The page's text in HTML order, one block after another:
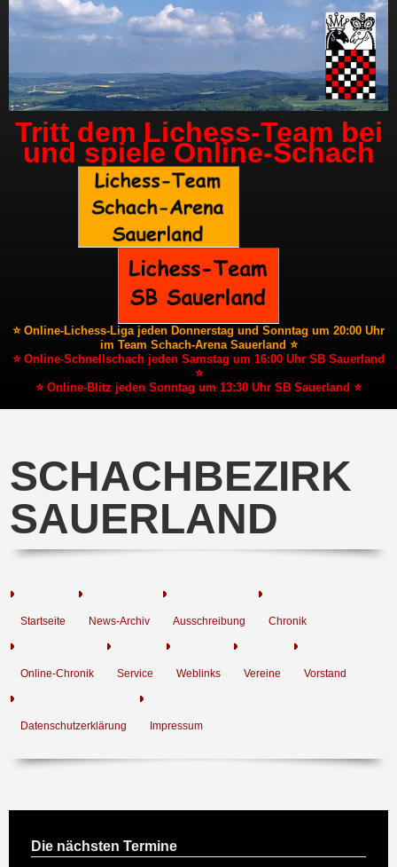
Tritt dem Lichess-Team bei
und spiele Online-Schach
⭐ Online-Lichess-Liga jeden Donnerstag und Sonntag um 20:00 Uhr
im Team Schach-Arena Sauerland ⭐
⭐ Online-Schnellschach jeden Samstag um 16:00 Uhr SB Sauerland
⭐
⭐ Online-Blitz jeden Sonntag um 13:30 Uhr SB Sauerland ⭐
SCHACHBEZIRK
SAUERLAND
Startseite News-Archiv Ausschreibung Chronik
Online-Chronik Service Weblinks Vereine Vorstand
Datenschutzerklärung Impressum
Die nächsten Termine